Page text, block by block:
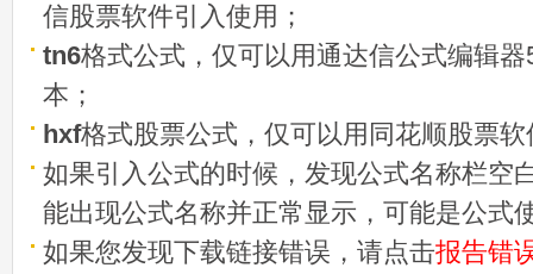
信股票软件引入使用；
tn6格式公式，仅可以用通达信公式编辑
本；
hxf格式股票公式，仅可以用同花顺股票
如果引入公式的时候，发现公式名称栏空
能出现公式名称并正常显示，可能是公式
如果您发现下载链接错误，请点击报告错